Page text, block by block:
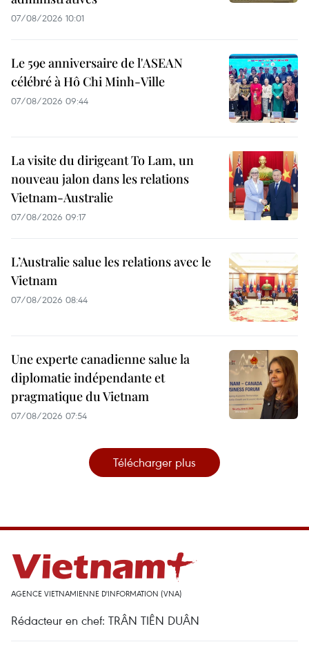
07/08/2026 10:01
Le 59e anniversaire de l'ASEAN
célébré à Hô Chi Minh-Ville
07/08/2026 09:44
La visite du dirigeant To Lam, un
nouveau jalon dans les relations
Vietnam-Australie
07/08/2026 09:17
L’Australie salue les relations avec le
Vietnam
07/08/2026 08:44
Une experte canadienne salue la
diplomatie indépendante et
pragmatique du Vietnam
07/08/2026 07:54
Télécharger plus
AGENCE VIETNAMIENNE D'INFORMATION (VNA)
Rédacteur en chef: TRÂN TIÊN DUÂN